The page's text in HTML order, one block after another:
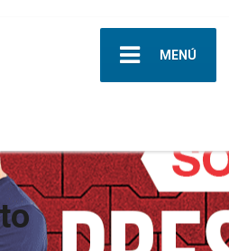
MENÚ